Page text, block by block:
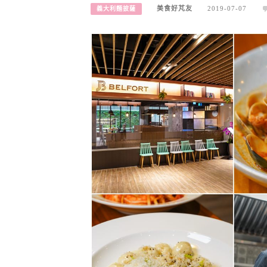
義大利麵披薩 美食好芃友 2019-07-07